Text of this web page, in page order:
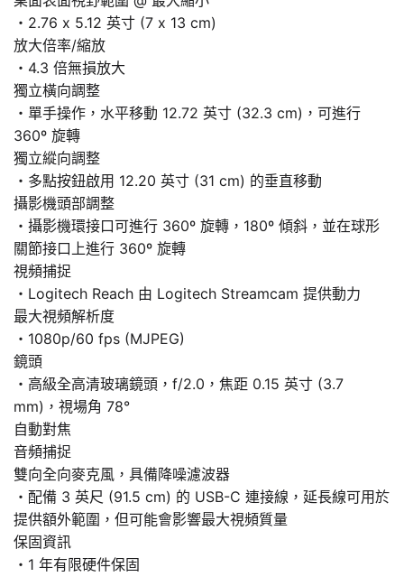
・2.76 x 5.12 英寸 (7 x 13 cm)
放大倍率/縮放
・4.3 倍無損放大
獨立橫向調整
・單手操作，水平移動 12.72 英寸 (32.3 cm)，可進行
360º 旋轉
獨立縱向調整
・多點按鈕啟用 12.20 英寸 (31 cm) 的垂直移動
攝影機頭部調整
・攝影機環接口可進行 360º 旋轉，180º 傾斜，並在球形
關節接口上進行 360º 旋轉
視頻捕捉
・Logitech Reach 由 Logitech Streamcam 提供動力
最大視頻解析度
・1080p/60 fps (MJPEG)
鏡頭
・高級全高清玻璃鏡頭，f/2.0，焦距 0.15 英寸 (3.7
mm)，視場角 78°
自動對焦
音頻捕捉
雙向全向麥克風，具備降噪濾波器
・配備 3 英尺 (91.5 cm) 的 USB-C 連接線，延長線可用於
提供額外範圍，但可能會影響最大視頻質量
保固資訊
・1 年有限硬件保固